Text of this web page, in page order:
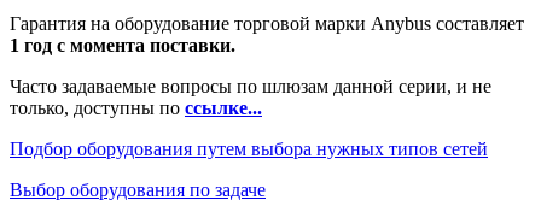
Гарантия на оборудование торговой марки Anybus составляет
1 год с момента поставки.
Часто задаваемые вопросы по шлюзам данной серии, и не
только, доступны по ссылке...
Подбор оборудования путем выбора нужных типов сетей
Выбор оборудования по задаче